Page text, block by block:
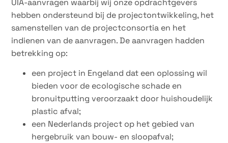
UIA-aanvragen waarbij wij onze opdrachtgevers
hebben ondersteund bij de projectontwikkeling, het
samenstellen van de projectconsortia en het
indienen van de aanvragen. De aanvragen hadden
betrekking op:
een project in Engeland dat een oplossing wil
bieden voor de ecologische schade en
bronuitputting veroorzaakt door huishoudelijk
plastic afval;
een Nederlands project op het gebied van
hergebruik van bouw- en sloopafval;